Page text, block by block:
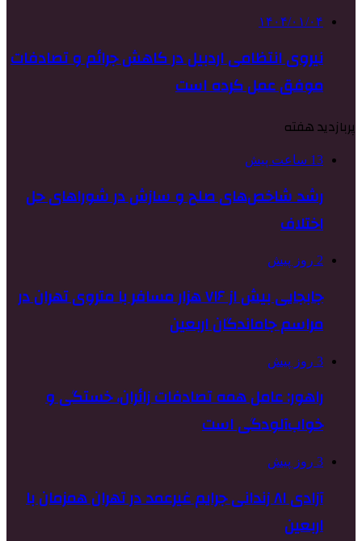
۱۴۰۴/۰۱/۰۴
نیروی انتظامی اردبیل در کاهش جرائم و تصادفات
موفق عمل کرده است
پربازدید هفته
13 ساعت پیش
رشد شاخص‌های صلح و سازش در شوراهای حل
اختلاف
2 روز پیش
جابجایی بیش از ۷۱۶ هزار مسافر با متروی تهران در
مراسم جاماندگان اربعین
3 روز پیش
راهور: عامل همه تصادفات زائران، خستگی و
خواب‌آلودگی است
3 روز پیش
آزادی ۸۱ زندانی جرایم غیرعمد در تهران همزمان با
اربعین